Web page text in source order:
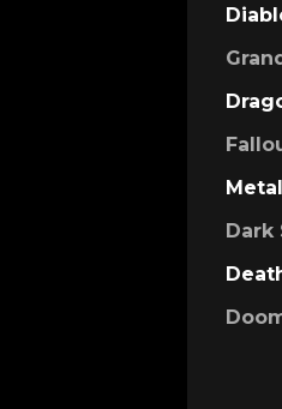
Dark